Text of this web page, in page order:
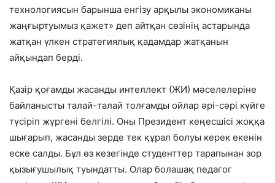
технологиясын барынша енгізу арқылы экономиканы
жаңғыртуымыз қажет» деп айтқан сөзінің астарында
жатқан үлкен стратегиялық қадамдар жатқанын
айқындап берді.
Қазір қоғамды жасанды интеллект (ЖИ) мәселелеріне
байланысты талай-талай толғамды ойлар әрі-сәрі күйге
түсіріп жүргені белгілі. Оны Президент кеңесшісі жоққа
шығарып, жасанды зерде тек құрал болуы керек екенін
еске салды. Бұл өз кезегінде студенттер тарапынан зор
қызығушылық туындатты. Олар болашақ педагог